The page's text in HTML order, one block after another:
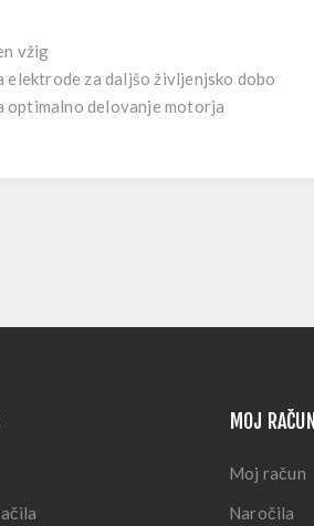
vžig
elektrode za daljšo življenjsko dobo
optimalno delovanje motorja
MOJ RAČUN
Moj račun
Naročila